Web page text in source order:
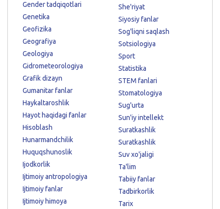
Gender tadqiqotlari
Genetika
Geofizika
Geografiya
Geologiya
Gidrometeorologiya
Grafik dizayn
Gumanitar fanlar
Haykaltaroshlik
Hayot haqidagi fanlar
Hisoblash
Hunarmandchilik
Huquqshunoslik
Ijodkorlik
Ijtimoiy antropologiya
Ijtimoiy fanlar
Ijtimoiy himoya
She'riyat
Siyosiy fanlar
Sog'liqni saqlash
Sotsiologiya
Sport
Statistika
STEM fanlari
Stomatologiya
Sug'urta
Sun'iy intellekt
Suratkashlik
Suratkashlik
Suv xo'jaligi
Ta'lim
Tabiiy fanlar
Tadbirkorlik
Tarix